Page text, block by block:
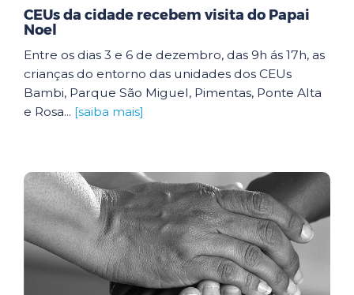
CEUs da cidade recebem visita do Papai
Noel
Entre os dias 3 e 6 de dezembro, das 9h ás 17h, as
crianças do entorno das unidades dos CEUs
Bambi, Parque São Miguel, Pimentas, Ponte Alta
e Rosa... [saiba mais]